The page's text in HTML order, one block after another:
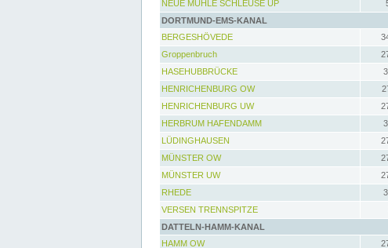
NEUE MÜHLE SCHLEUSE UP
DORTMUND-EMS-KANAL
BERGESHÖVEDE
Groppenbruch
HASEHUBBRÜCKE
HENRICHENBURG OW
HENRICHENBURG UW
HERBRUM HAFENDAMM
LÜDINGHAUSEN
MÜNSTER OW
MÜNSTER UW
RHEDE
VERSEN TRENNSPITZE
DATTELN-HAMM-KANAL
HAMM OW